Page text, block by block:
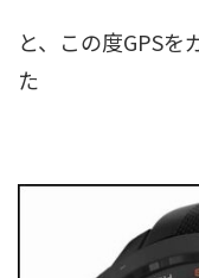
と、この度GPS
た